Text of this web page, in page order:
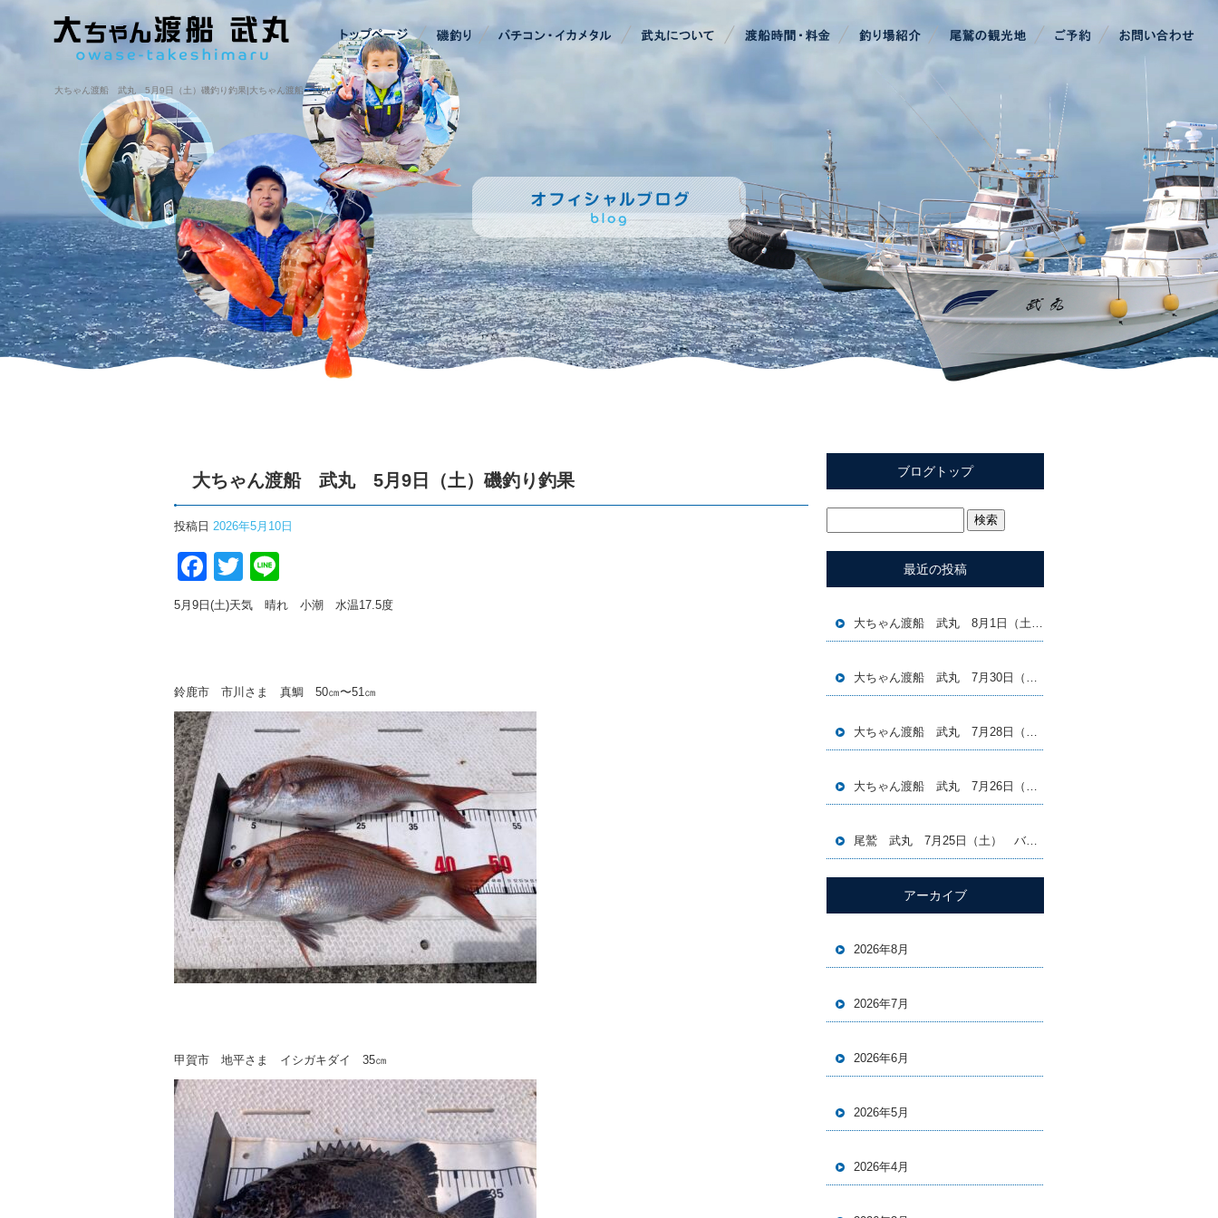
大ちゃん渡船 武丸 5月9日（土）磯釣り釣果|大ちゃん渡船・武丸
大ちゃん渡船 武丸 5月9日（土）磯釣り釣果
投稿日 2026年5月10日
Facebook
Twitter
5月9日(土)天気 晴れ 小潮 水温17.5度
鈴鹿市 市川さま 真鯛 50㎝〜51㎝
甲賀市 地平さま イシガキダイ 35㎝
ブログトップ
最近の投稿
大ちゃん渡船 武丸 8月1日（土）磯釣り釣果
大ちゃん渡船 武丸 7月30日（木）磯釣り釣果
大ちゃん渡船 武丸 7月28日（火）磯釣り釣果
大ちゃん渡船 武丸 7月26日（日）磯釣り釣果
尾鷲 武丸 7月25日（土） バチコン＆イカメタル便
アーカイブ
2026年8月
2026年7月
2026年6月
2026年5月
2026年4月